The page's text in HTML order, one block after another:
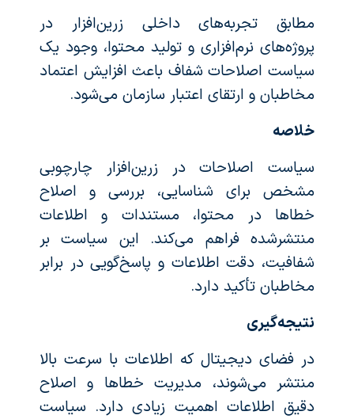
مطابق تجربه‌های داخلی زرین‌افزار در
پروژه‌های نرم‌افزاری و تولید محتوا، وجود یک
سیاست اصلاحات شفاف باعث افزایش اعتماد
مخاطبان و ارتقای اعتبار سازمان می‌شود.
خلاصه
سیاست اصلاحات در زرین‌افزار چارچوبی
مشخص برای شناسایی، بررسی و اصلاح
خطاها در محتوا، مستندات و اطلاعات
منتشرشده فراهم می‌کند. این سیاست بر
شفافیت، دقت اطلاعات و پاسخ‌گویی در برابر
مخاطبان تأکید دارد.
نتیجه‌گیری
در فضای دیجیتال که اطلاعات با سرعت بالا
منتشر می‌شوند، مدیریت خطاها و اصلاح
دقیق اطلاعات اهمیت زیادی دارد. سیاست